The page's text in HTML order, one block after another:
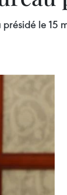
le 15